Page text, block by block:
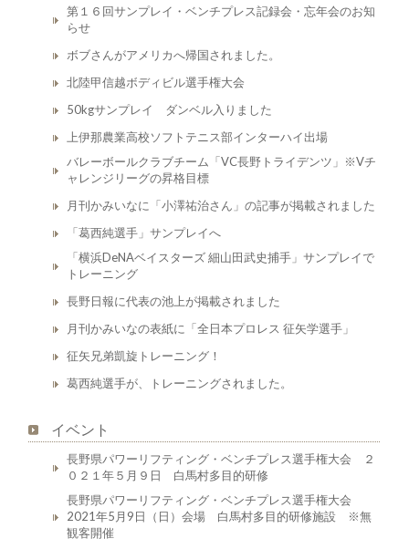
第１６回サンプレイ・ベンチプレス記録会・忘年会のお知
らせ
ボブさんがアメリカへ帰国されました。
北陸甲信越ボディビル選手権大会
50kgサンプレイ ダンベル入りました
上伊那農業高校ソフトテニス部インターハイ出場
バレーボールクラブチーム「VC長野トライデンツ」※Vチ
ャレンジリーグの昇格目標
月刊かみいなに「小澤祐治さん」の記事が掲載されました
「葛西純選手」サンプレイへ
「横浜DeNAベイスターズ 細山田武史捕手」サンプレイで
トレーニング
長野日報に代表の池上が掲載されました
月刊かみいなの表紙に「全日本プロレス 征矢学選手」
征矢兄弟凱旋トレーニング！
葛西純選手が、トレーニングされました。
イベント
長野県パワーリフティング・ベンチプレス選手権大会 ２
０２１年５月９日 白馬村多目的研修
長野県パワーリフティング・ベンチプレス選手権大会
2021年5月9日（日）会場 白馬村多目的研修施設 ※無
観客開催